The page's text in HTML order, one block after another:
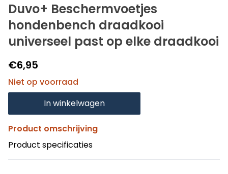
Duvo+ Beschermvoetjes
hondenbench draadkooi
universeel past op elke draadkooi
€6,95
Niet op voorraad
In winkelwagen
Product omschrijving
Product specificaties